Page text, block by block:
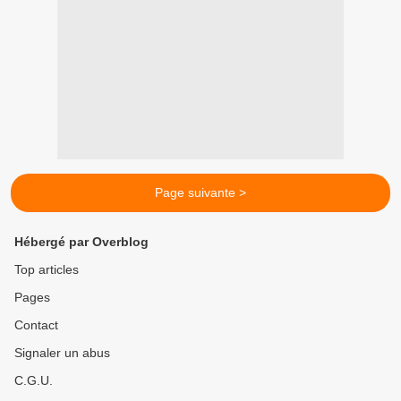
Page suivante >
Hébergé par Overblog
Top articles
Pages
Contact
Signaler un abus
C.G.U.